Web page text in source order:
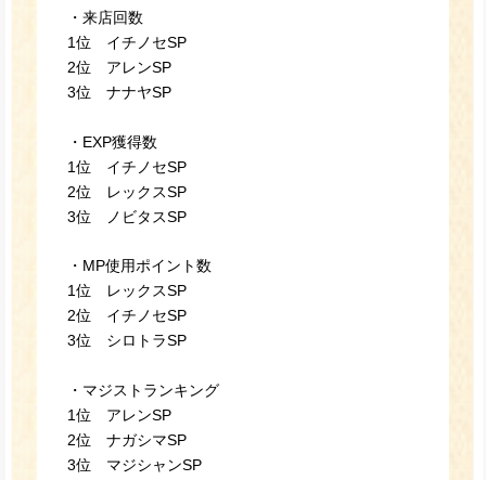
・来店回数
1位 イチノセSP
2位 アレンSP
3位 ナナヤSP
・EXP獲得数
1位 イチノセSP
2位 レックスSP
3位 ノビタスSP
・MP使用ポイント数
1位 レックスSP
2位 イチノセSP
3位 シロトラSP
・マジストランキング
1位 アレンSP
2位 ナガシマSP
3位 マジシャンSP